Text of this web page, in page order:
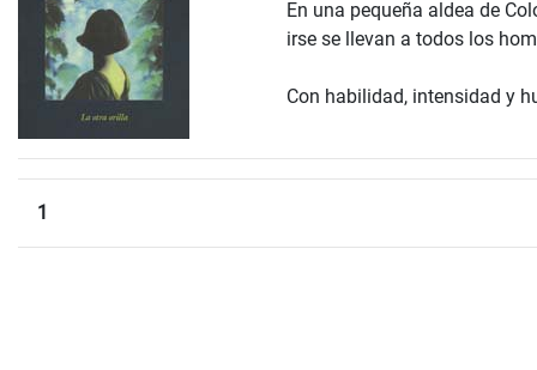
En una pequeña aldea de
irse se llevan a todos los
Con habilidad, intensidad y
1